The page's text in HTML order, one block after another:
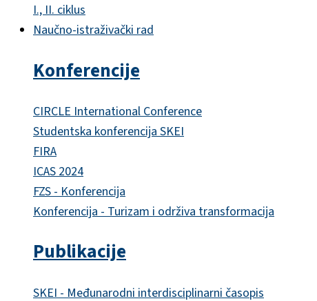
I., II. ciklus
Naučno-istraživački rad
Konferencije
CIRCLE International Conference
Studentska konferencija SKEI
FIRA
ICAS 2024
FZS - Konferencija
Konferencija - Turizam i održiva transformacija
Publikacije
SKEI - Međunarodni interdisciplinarni časopis